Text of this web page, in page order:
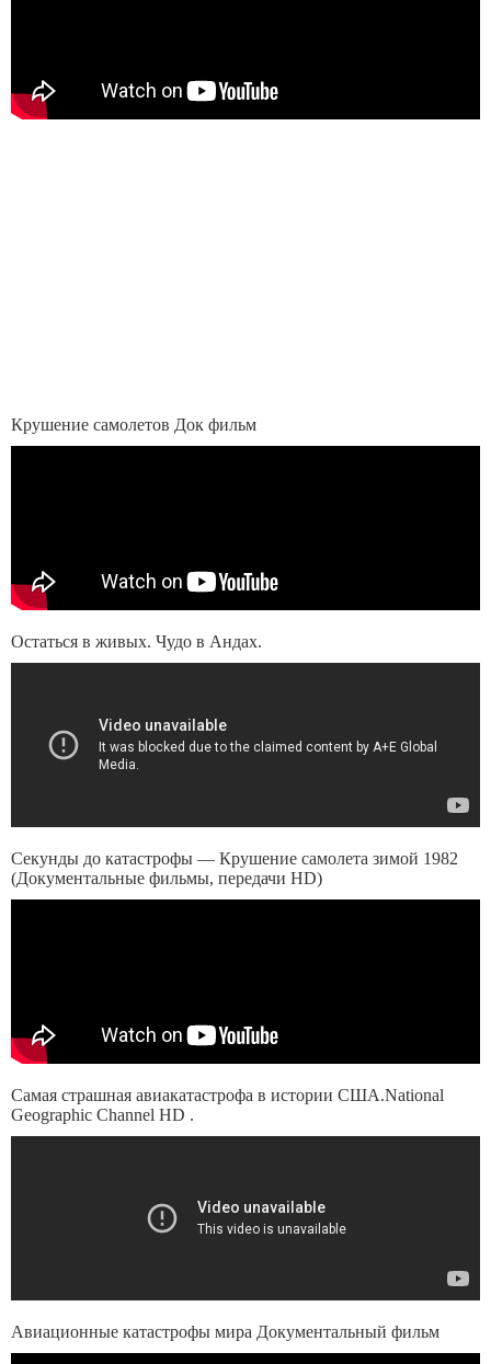
Крушение самолетов Док фильм
Остаться в живых. Чудо в Андах.
Секунды до катастрофы — Крушение самолета зимой 1982
(Документальные фильмы, передачи HD)
Самая страшная авиакатастрофа в истории США.National
Geographic Channel HD .
Авиационные катастрофы мира Документальный фильм